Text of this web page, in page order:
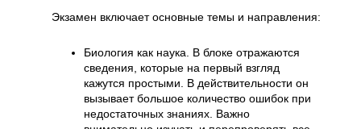
Биология как наука. В блоке отражаются
сведения, которые на первый взгляд
кажутся простыми. В действительности он
вызывает большое количество ошибок при
недостаточных знаниях. Важно
Экзамен включает основные темы и направления: